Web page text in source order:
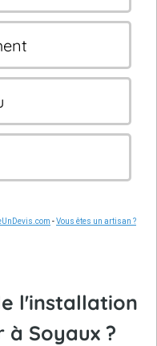
-Vous êtes un artisan ?
l'installation
Soyaux ?